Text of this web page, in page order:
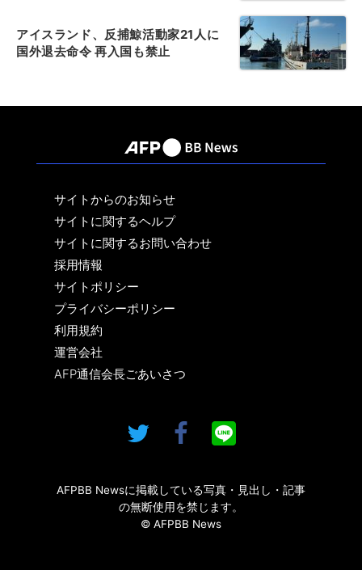
アイスランド、反捕鯨活動家21人に
国外退去命令 再入国も禁止
サイトからのお知らせ
サイトに関するヘルプ
サイトに関するお問い合わせ
採用情報
サイトポリシー
プライバシーポリシー
利用規約
運営会社
AFP通信会長ごあいさつ
AFPBB Newsに掲載している写真・見出し・記事
の無断使用を禁じます。
© AFPBB News